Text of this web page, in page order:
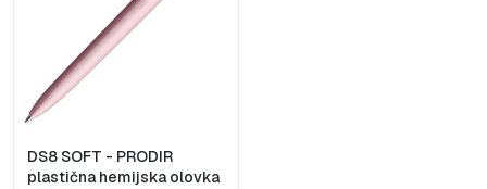
DS8 SOFT - PRODIR
plastična hemijska olovka